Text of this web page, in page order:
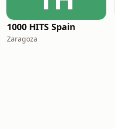
1000 HITS Spain
Zaragoza